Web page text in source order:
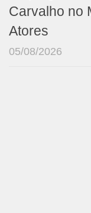
Carvalho no
Atores
05/08/2026